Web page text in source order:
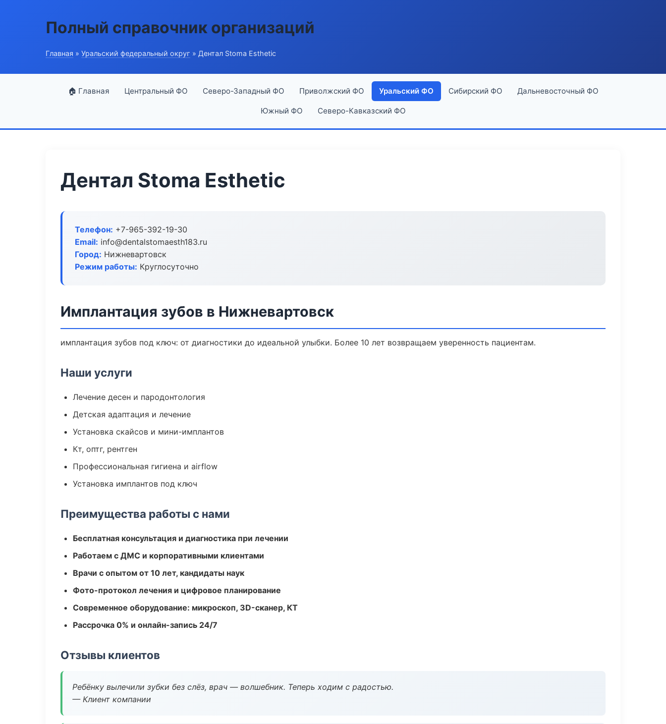
Полный справочник организаций
Главная » Уральский федеральный округ » Дентал Stoma Esthetic
🏠 Главная Центральный ФО Северо-Западный ФО Приволжский ФО Уральский ФО Сибирский ФО Дальневосточный ФО
Южный ФО Северо-Кавказский ФО
Дентал Stoma Esthetic
Телефон: +7-965-392-19-30
Email: info@dentalstomaesth183.ru
Город: Нижневартовск
Режим работы: Круглосуточно
Имплантация зубов в Нижневартовск
имплантация зубов под ключ: от диагностики до идеальной улыбки. Более 10 лет возвращаем уверенность пациентам.
Наши услуги
Лечение десен и пародонтология
Детская адаптация и лечение
Установка скайсов и мини-имплантов
Кт, оптг, рентген
Профессиональная гигиена и airflow
Установка имплантов под ключ
Преимущества работы с нами
Бесплатная консультация и диагностика при лечении
Работаем с ДМС и корпоративными клиентами
Врачи с опытом от 10 лет, кандидаты наук
Фото-протокол лечения и цифровое планирование
Современное оборудование: микроскоп, 3D-сканер, КТ
Рассрочка 0% и онлайн-запись 24/7
Отзывы клиентов
Ребёнку вылечили зубки без слёз, врач — волшебник. Теперь ходим с радостью.
— Клиент компании